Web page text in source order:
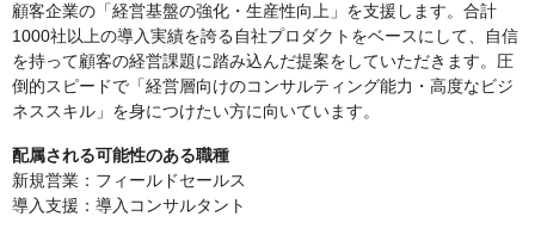
顧客企業の「経営基盤の強化・生産性向上」を支援します。合計
1000社以上の導入実績を誇る自社プロダクトをベースにして、自信
を持って顧客の経営課題に踏み込んだ提案をしていただきます。圧
倒的スピードで「経営層向けのコンサルティング能力・高度なビジ
ネススキル」を身につけたい方に向いています。
配属される可能性のある職種
新規営業：フィールドセールス
導入支援：導入コンサルタント